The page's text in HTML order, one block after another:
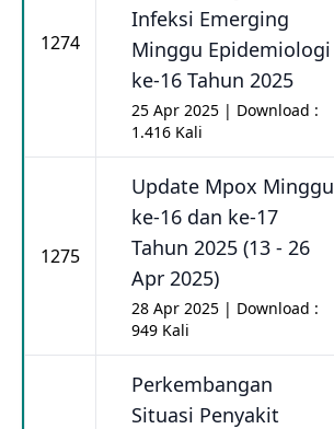
1274
Infeksi Emerging
Minggu Epidemiologi
ke-16 Tahun 2025
25 Apr 2025 | Download :
1.416 Kali
1275
Update Mpox Minggu
ke-16 dan ke-17
Tahun 2025 (13 - 26
Apr 2025)
28 Apr 2025 | Download :
949 Kali
Perkembangan
Situasi Penyakit